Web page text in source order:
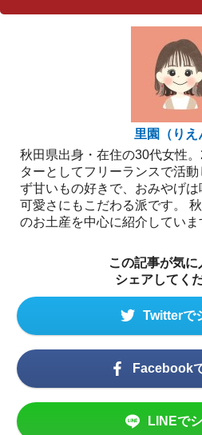
里園（りえ
秋田県出身・在住の30代女性
ターとしてフリーランスで活
ず甘いもの好きで、おみやげ
可愛さにもこだわる派です。
のお土産を中心に紹介していま
この記事が気に
シェアしてく
Twitterで
Facebook
LINEで